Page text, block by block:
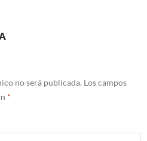
no será publicada. Los campos
*